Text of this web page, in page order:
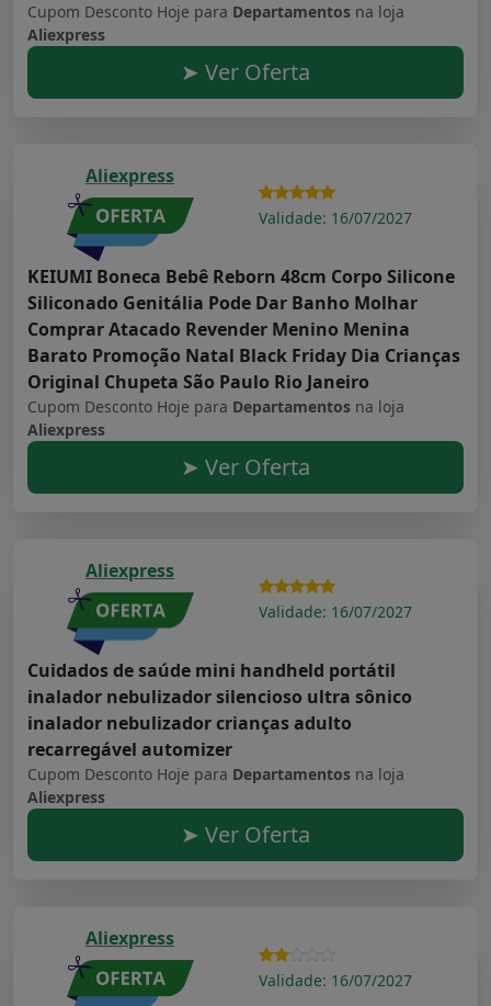
Cupom Desconto Hoje para Departamentos na loja
Aliexpress
➤ Ver Oferta
Aliexpress
Validade: 16/07/2027
KEIUMI Boneca Bebê Reborn 48cm Corpo Silicone
Siliconado Genitália Pode Dar Banho Molhar
Comprar Atacado Revender Menino Menina
Barato Promoção Natal Black Friday Dia Crianças
Original Chupeta São Paulo Rio Janeiro
Cupom Desconto Hoje para Departamentos na loja
Aliexpress
➤ Ver Oferta
Aliexpress
Validade: 16/07/2027
Cuidados de saúde mini handheld portátil
inalador nebulizador silencioso ultra sônico
inalador nebulizador crianças adulto
recarregável automizer
Cupom Desconto Hoje para Departamentos na loja
Aliexpress
➤ Ver Oferta
Aliexpress
Validade: 16/07/2027